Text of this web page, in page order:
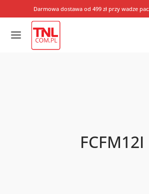
Darmowa dostawa od 499 zł przy wadze
FCFM12I